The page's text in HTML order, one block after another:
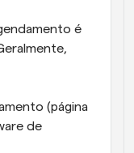
é
(página
de